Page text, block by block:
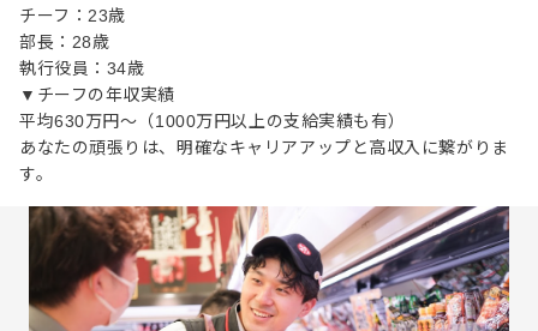
チーフ：23歳
部長：28歳
執行役員：34歳
▼チーフの年収実績
平均630万円～（1000万円以上の支給実績も有）
あなたの頑張りは、明確なキャリアアップと高収入に繋がりま
す。